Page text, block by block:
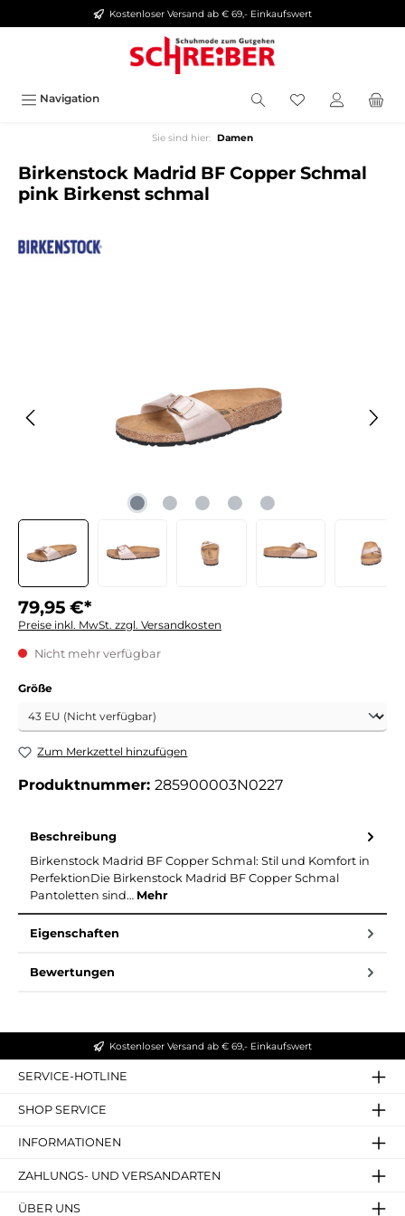
springen Kostenloser Versand ab € 69,- Einkaufswert
Navigation
Sie sind hier: Damen
Birkenstock Madrid BF Copper Schmal
pink Birkenst schmal
79,95 €*
Preise inkl. MwSt. zzgl. Versandkosten
Nicht mehr verfügbar
Größeauswählen
Zum Merkzettel hinzufügen
Produktnummer: 285900003N0227
Beschreibung
Birkenstock Madrid BF Copper Schmal: Stil und Komfort in
PerfektionDie Birkenstock Madrid BF Copper Schmal
Pantoletten sind… Mehr
Eigenschaften
Bewertungen
Kostenloser Versand ab € 69,- Einkaufswert
SERVICE-HOTLINE
SHOP SERVICE
INFORMATIONEN
ZAHLUNGS- UND VERSANDARTEN
ÜBER UNS